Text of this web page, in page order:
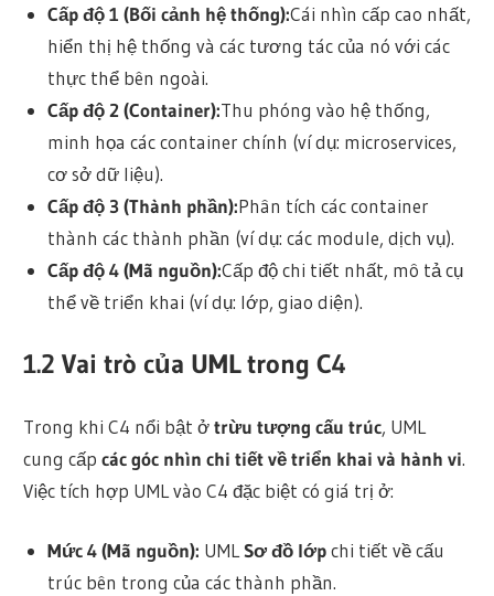
Cấp độ 1 (Bối cảnh hệ thống):Cái nhìn cấp cao nhất,
hiển thị hệ thống và các tương tác của nó với các
thực thể bên ngoài.
Cấp độ 2 (Container):Thu phóng vào hệ thống,
minh họa các container chính (ví dụ: microservices,
cơ sở dữ liệu).
Cấp độ 3 (Thành phần):Phân tích các container
thành các thành phần (ví dụ: các module, dịch vụ).
Cấp độ 4 (Mã nguồn):Cấp độ chi tiết nhất, mô tả cụ
thể về triển khai (ví dụ: lớp, giao diện).
1.2 Vai trò của UML trong C4
Trong khi C4 nổi bật ởtrừu tượng cấu trúc, UML
cung cấpcác góc nhìn chi tiết về triển khai và hành vi.
Việc tích hợp UML vào C4 đặc biệt có giá trị ở:
Mức 4 (Mã nguồn): UMLSơ đồ lớpchi tiết về cấu
trúc bên trong của các thành phần.